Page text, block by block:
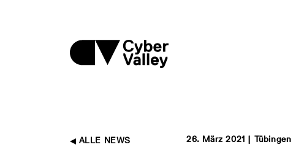
ALLE NEWS 26. März 2021 | Tübingen